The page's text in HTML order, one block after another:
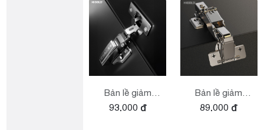
Bản lề giảm
chấn góc nhỏ
93.000 đ
Bản lề giảm
chấn lắp nhanh
89.000 đ